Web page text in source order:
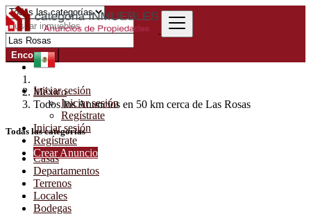
Iniciar sesión
Iniciar sesión
Regístrate
Iniciar sesión
Regístrate
Crear Anuncio
Encontrar
México
Todos los Anuncios en 50 km cerca de Las Rosas
Todas las categorías
Casas
Departamentos
Terrenos
Locales
Bodegas